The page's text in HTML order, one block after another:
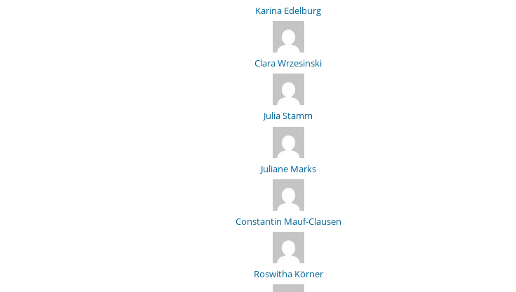
Karina Edelburg
Clara Wrzesinski
Julia Stamm
Juliane Marks
Constantin Mauf-Clausen
Roswitha Körner